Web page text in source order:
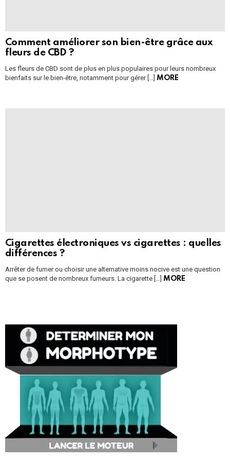
Comment améliorer son bien-être grâce aux
fleurs de CBD ?
Les fleurs de CBD sont de plus en plus populaires pour leurs nombreux
bienfaits sur le bien-être, notamment pour gérer […] MORE
Cigarettes électroniques vs cigarettes : quelles
différences ?
Arrêter de fumer ou choisir une alternative moins nocive est une question
que se posent de nombreux fumeurs. La cigarette […]
MORE